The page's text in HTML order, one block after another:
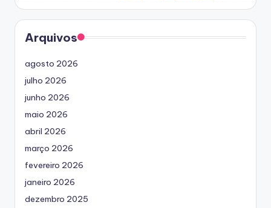
Arquivos
agosto 2026
julho 2026
junho 2026
maio 2026
abril 2026
março 2026
fevereiro 2026
janeiro 2026
dezembro 2025